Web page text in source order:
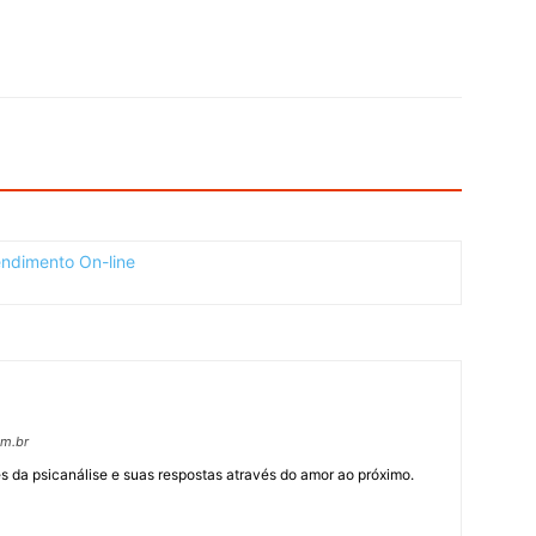
da psicanálise e suas respostas através do amor ao próximo.